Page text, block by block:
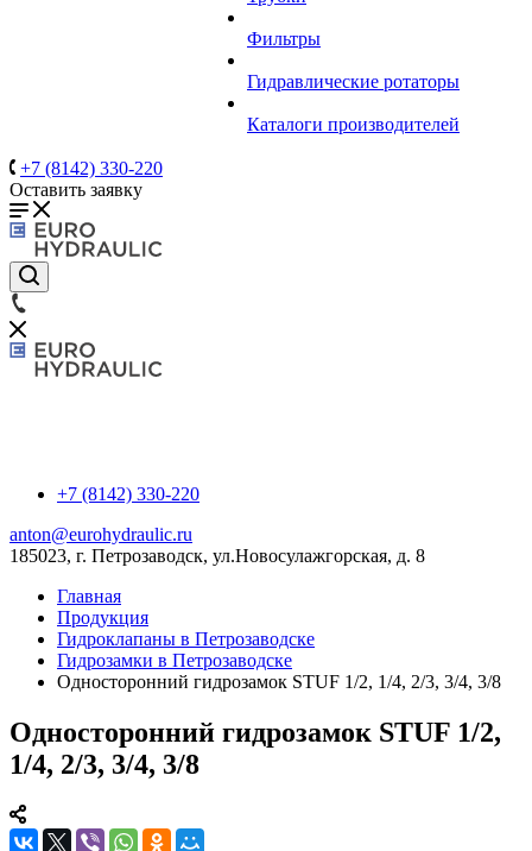
Фильтры
Гидравлические ротаторы
Каталоги производителей
+7 (8142) 330-220
Оставить заявку
+7 (8142) 330-220
anton@eurohydraulic.ru
185023, г. Петрозаводск, ул.Новосулажгорская, д. 8
Главная
Продукция
Гидроклапаны в Петрозаводске
Гидрозамки в Петрозаводске
Односторонний гидрозамок STUF 1/2, 1/4, 2/3, 3/4, 3/8
Односторонний гидрозамок STUF 1/2,
1/4, 2/3, 3/4, 3/8